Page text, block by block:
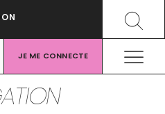
JE ME CONNECTE